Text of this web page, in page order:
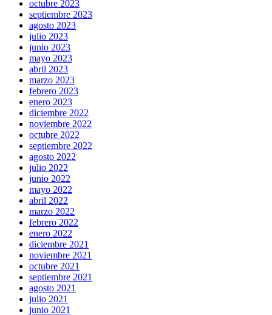
octubre 2023
septiembre 2023
agosto 2023
julio 2023
junio 2023
mayo 2023
abril 2023
marzo 2023
febrero 2023
enero 2023
diciembre 2022
noviembre 2022
octubre 2022
septiembre 2022
agosto 2022
julio 2022
junio 2022
mayo 2022
abril 2022
marzo 2022
febrero 2022
enero 2022
diciembre 2021
noviembre 2021
octubre 2021
septiembre 2021
agosto 2021
julio 2021
junio 2021